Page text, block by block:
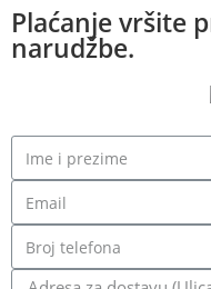
Plaćanje vršite
narudžbe.